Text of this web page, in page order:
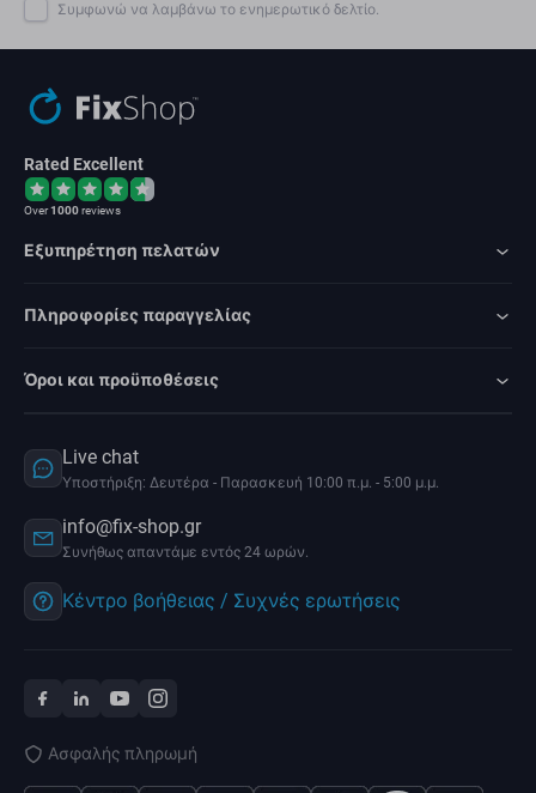
Συμφωνώ να λαμβάνω το ενημερωτικό δελτίο.
Rated Excellent
Over1000reviews
Εξυπηρέτηση πελατών
Πληροφορίες παραγγελίας
Όροι και προϋποθέσεις
Live chat
Υποστήριξη: Δευτέρα - Παρασκευή 10:00 π.μ. - 5:00 μ.μ.
info@fix-shop.gr
Συνήθως απαντάμε εντός 24 ωρών.
Κέντρο βοήθειας / Συχνές ερωτήσεις
Ασφαλής πληρωμή